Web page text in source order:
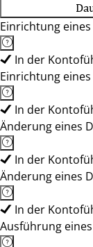
Einrichtung
In der
Einrichtung
In der
Änderung eines
In der
Änderung eines
In der
Ausführung